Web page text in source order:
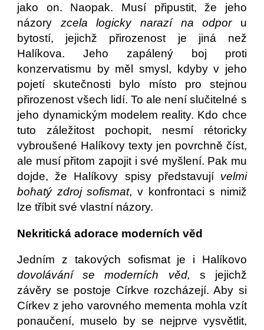
jako on. Naopak. Musí připustit, že jeho
názory zcela logicky narazí na odporu
bytostí, jejichž přirozenost je jiná než
Halíkova. Jeho zapálený boj proti
konzervatismu by měl smysl, kdyby v jeho
pojetí skutečnosti bylo místo pro stejnou
přirozenost všech lidí. To ale není slučitelné s
jeho dynamickým modelem reality. Kdo chce
tuto záležitost pochopit, nesmí rétoricky
vybroušené Halíkovy texty jen povrchně číst,
ale musí přitom zapojit i své myšlení. Pak mu
dojde, že Halíkovy spisy představují velmi
bohatý zdroj sofismat, v konfrontaci s nimiž
lze tříbit své vlastní názory.
Nekritická adorace moderních věd
Jedním z takových sofismat je i Halíkovo
dovolávání se moderních věd, s jejichž
závěry se postoje Církve rozcházejí. Aby si
Církev z jeho varovného mementa mohla vzít
ponaučení, muselo by se nejprve vysvětlit,